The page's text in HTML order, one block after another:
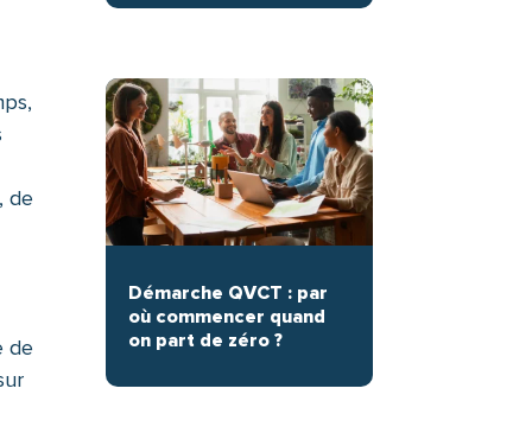
de
de
Démarche QVCT : par
où commencer quand
on part de zéro ?